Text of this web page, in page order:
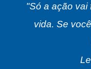
"Só a ação vai
vida. Se